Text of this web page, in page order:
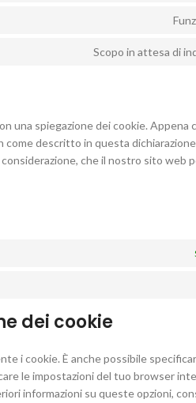
Scopo in attesa di
una spiegazione dei cookie. Appena
come descritto in questa
che il nostro sito web
dei cookie
i cookie. È anche possibile
le impostazioni del tuo browser
informazioni su queste opzioni,